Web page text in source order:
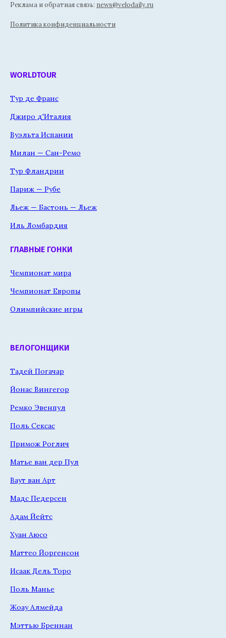
Реклама и обратная связь: news@velodaily.ru
Политика конфиденциальности
WORLDTOUR
Тур де Франс
Джиро д'Италия
Вуэльта Испании
Милан — Сан-Ремо
Тур Фландрии
Париж — Рубе
Льеж — Бастонь — Льеж
Иль Ломбардия
ГЛАВНЫЕ ГОНКИ
Чемпионат мира
Чемпионат Европы
Олимпийские игры
ВЕЛОГОНЩИКИ
Тадей Погачар
Йонас Вингегор
Ремко Эвенпул
Поль Сексас
Примож Роглич
Матье ван дер Пул
Ваут ван Арт
Мадс Педерсен
Адам Йейтс
Хуан Аюсо
Маттео Йоргенсон
Исаак Дель Торо
Поль Манье
Жоау Алмейда
Мэттью Бреннан